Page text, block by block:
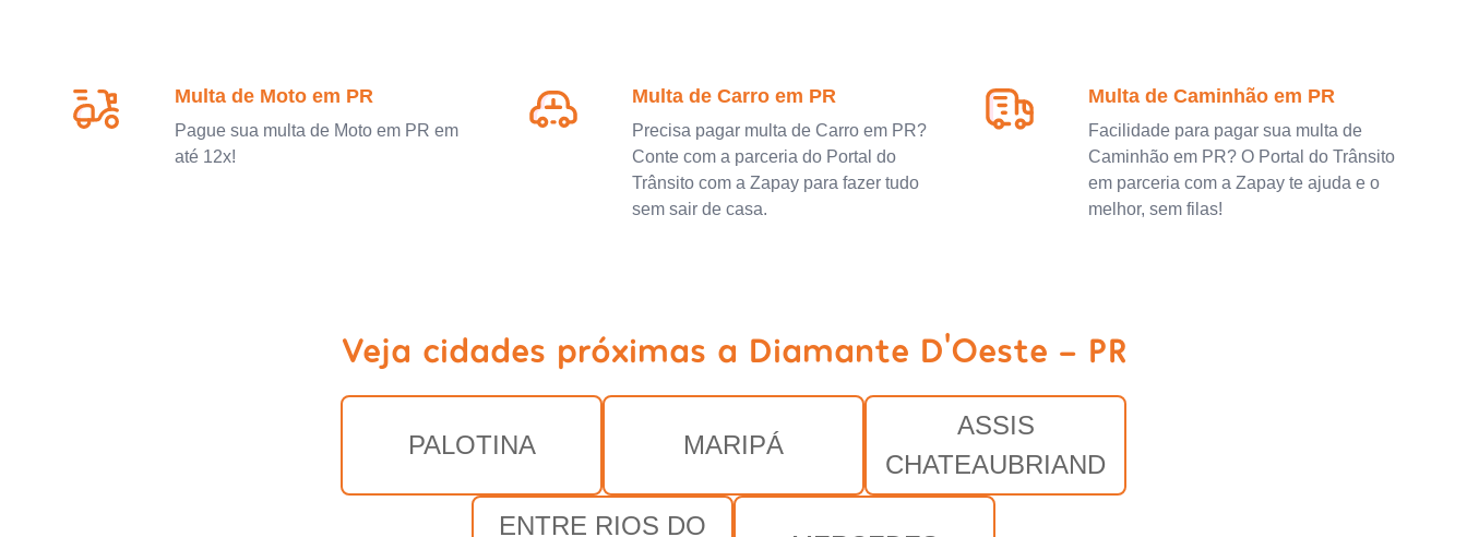
Multa de Moto em PR
Pague sua multa de Moto em PR em
até 12x!
Multa de Carro em PR
Precisa pagar multa de Carro em PR?
Conte com a parceria do Portal do
Trânsito com a Zapay para fazer tudo
sem sair de casa.
Multa de Caminhão em PR
Facilidade para pagar sua multa de
Caminhão em PR? O Portal do Trânsito
em parceria com a Zapay te ajuda e o
melhor, sem filas!
Veja cidades próximas a Diamante D'Oeste - PR
PALOTINA MARIPÁ
ASSIS
CHATEAUBRIAND
ENTRE RIOS DO